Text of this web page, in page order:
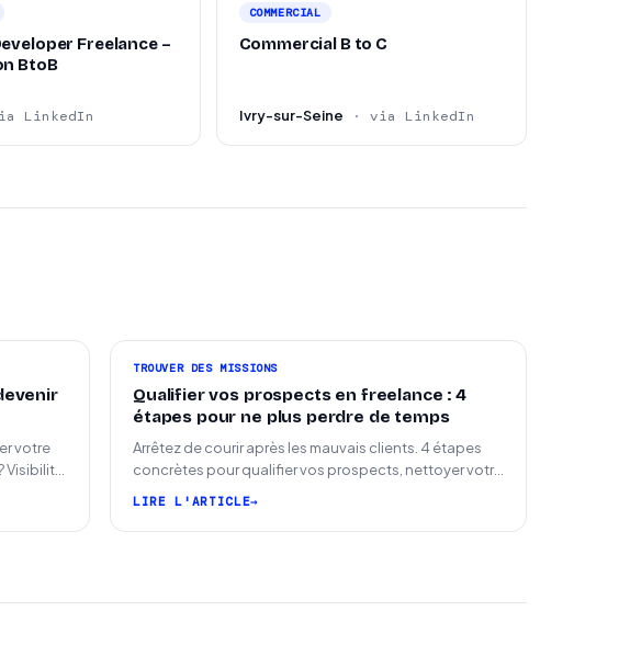
Freelance –
BtoB
LinkedIn
COMMERCIAL
Commercial B to C
Ivry-sur-Seine · via LinkedIn
votre
TROUVER DES MISSIONS
Qualifier vos prospects en freelance : 4
étapes pour ne plus perdre de temps
Arrêtez de courir après les mauvais clients. 4 étapes
concrètes pour qualifier vos prospects, nettoyer votre
LIRE L'ARTICLE